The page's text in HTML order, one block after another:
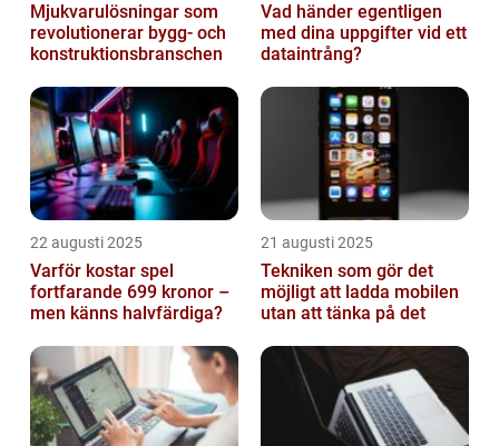
Mjukvarulösningar som
revolutionerar bygg- och
konstruktionsbranschen
Vad händer egentligen
med dina uppgifter vid ett
dataintrång?
22 augusti 2025
Varför kostar spel
fortfarande 699 kronor –
men känns halvfärdiga?
21 augusti 2025
Tekniken som gör det
möjligt att ladda mobilen
utan att tänka på det